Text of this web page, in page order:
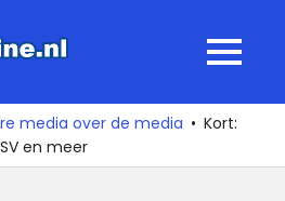
MENU
media over de media
Kort:
en meer